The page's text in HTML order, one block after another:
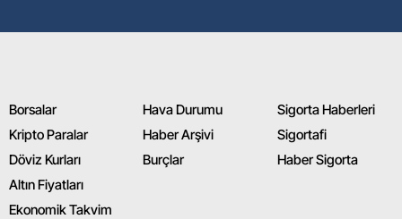
Borsalar
Kripto Paralar
Döviz Kurları
Altın Fiyatları
Ekonomik Takvim
Hava Durumu
Haber Arşivi
Burçlar
Sigorta Haberleri
Sigortafi
Haber Sigorta